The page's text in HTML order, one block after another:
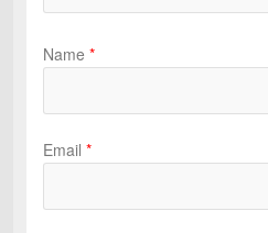
Name *
Email *